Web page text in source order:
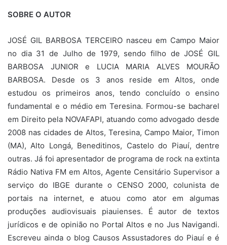
SOBRE O AUTOR
JOSÉ GIL BARBOSA TERCEIRO nasceu em Campo Maior
no dia 31 de Julho de 1979, sendo filho de JOSÉ GIL
BARBOSA JUNIOR e LUCIA MARIA ALVES MOURÃO
BARBOSA. Desde os 3 anos reside em Altos, onde
estudou os primeiros anos, tendo concluído o ensino
fundamental e o médio em Teresina. Formou-se bacharel
em Direito pela NOVAFAPI, atuando como advogado desde
2008 nas cidades de Altos, Teresina, Campo Maior, Timon
(MA), Alto Longá, Beneditinos, Castelo do Piauí, dentre
outras. Já foi apresentador de programa de rock na extinta
Rádio Nativa FM em Altos, Agente Censitário Supervisor a
serviço do IBGE durante o CENSO 2000, colunista de
portais na internet, e atuou como ator em algumas
produções audiovisuais piauienses. É autor de textos
jurídicos e de opinião no Portal Altos e no Jus Navigandi.
Escreveu ainda o blog Causos Assustadores do Piauí e é